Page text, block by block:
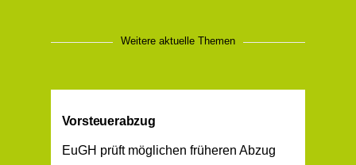
Weitere aktuelle Themen
Vorsteuerabzug
EuGH prüft möglichen früheren Abzug